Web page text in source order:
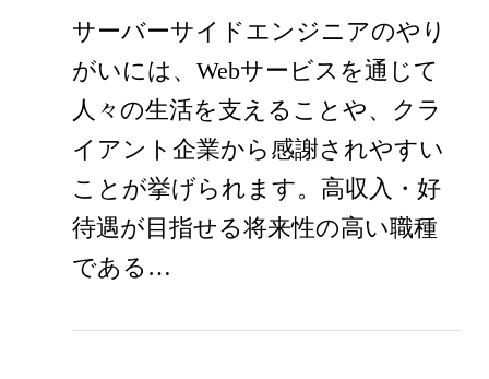
サーバーサイドエンジニアのやり
がいには、Webサービスを通じて
人々の生活を支えることや、クラ
イアント企業から感謝されやすい
ことが挙げられます。高収入・好
待遇が目指せる将来性の高い職種
である…